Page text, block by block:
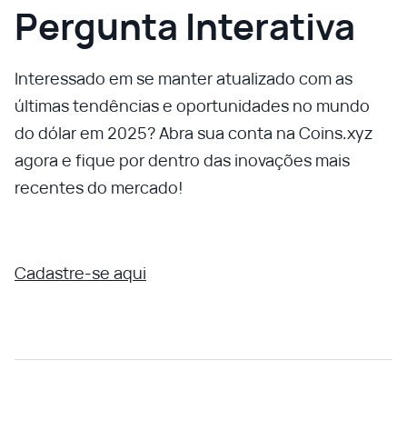
Pergunta Interativa
Interessado em se manter atualizado com as
últimas tendências e oportunidades no mundo
do dólar em 2025? Abra sua conta na Coins.xyz
agora e fique por dentro das inovações mais
recentes do mercado!
Cadastre-se aqui